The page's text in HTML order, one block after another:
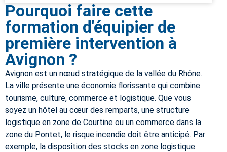
Pourquoi faire cette
formation d'équipier de
première intervention à
Avignon ?
Avignon est un nœud stratégique de la vallée du Rhône.
La ville présente une économie florissante qui combine
tourisme, culture, commerce et logistique. Que vous
soyez un hôtel au cœur des remparts, une structure
logistique en zone de Courtine ou un commerce dans la
zone du Pontet, le risque incendie doit être anticipé. Par
exemple, la disposition des stocks en zone logistique